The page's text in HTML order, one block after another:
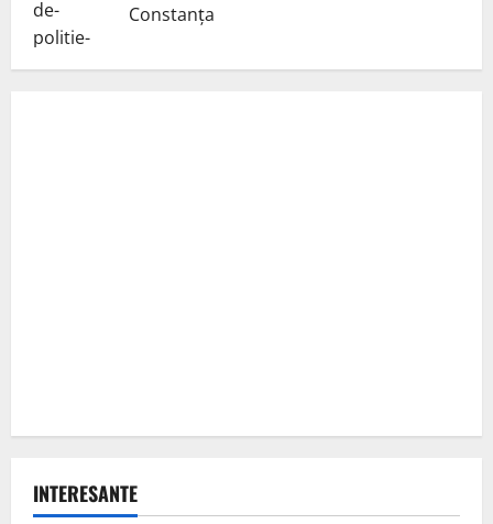
Constanța
INTERESANTE